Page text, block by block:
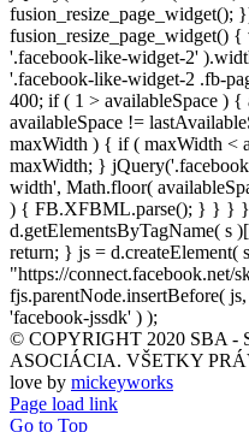
fusion_resize_page_widget();
fusion_resize_page_widget()
'.facebook-like-widget-2'
'.facebook-like-widget-2 .fb-
400; if ( 1 > availableSpace )
availableSpace !=
maxWidth ) { if ( maxWidth <
maxWidth; }
width', Math.floor(
) { FB.XFBML.parse(); } } }
d.getElementsByTagName( s
return; } js = d.createElement(
"https://
fjs.parentNode.insertBefore(
'facebook-jssdk' ) );
© COPYRIGHT 2020 SBA
ASOCIÁCIA. VŠETKY
love by mickeyworks
Page load link
Go to Top